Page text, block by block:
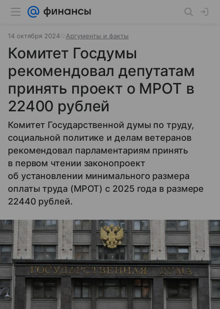
14 октября 2024 Аргументы и факты
Комитет Госдумы
рекомендовал депутатам
принять проект о МРОТ в
22400 рублей
Комитет Государственной думы по труду,
социальной политике и делам ветеранов
рекомендовал парламентариям принять
в первом чтении законопроект
об установлении минимального размера
оплаты труда (МРОТ) с 2025 года в размере
22440 рублей.